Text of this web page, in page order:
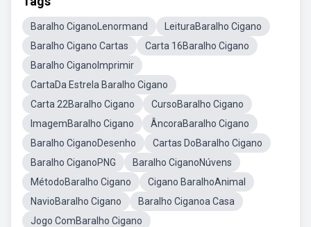
Baralho CiganoLenormand
LeituraBaralho Cigano
Baralho Cigano Cartas
Carta 16Baralho Cigano
Baralho CiganoImprimir
CartaDa Estrela Baralho Cigano
Carta 22Baralho Cigano
CursoBaralho Cigano
ImagemBaralho Cigano
ÂncoraBaralho Cigano
Baralho CiganoDesenho
Cartas DoBaralho Cigano
Baralho CiganoPNG
Baralho CiganoNúvens
MétodoBaralho Cigano
Cigano BaralhoAnimal
NavioBaralho Cigano
Baralho Ciganoa Casa
Jogo ComBaralho Cigano